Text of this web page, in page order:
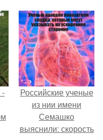
Российские ученые
из нии имени
Семашко
выяснили: скорость